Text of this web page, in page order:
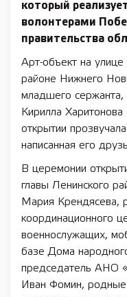
который
волонтерами
правительства
Арт-объект на
районе Нижнего
младшего сержанта,
Кирилла
открытии
написанная его
В церемонии
главы Ленинского
Мария Крендясева,
координационного
военнослужащих,
базе Дома
председатель АНО
Иван Фомин, родные